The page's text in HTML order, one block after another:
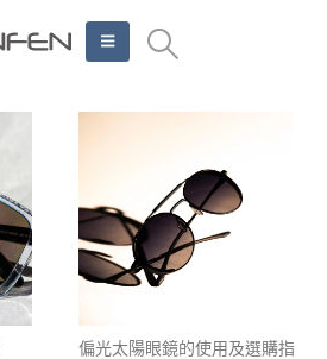
偏光太陽眼鏡的使用及選購指